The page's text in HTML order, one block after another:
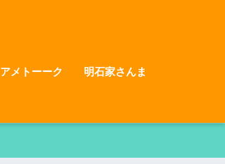
アメトーーク 明石家さんま